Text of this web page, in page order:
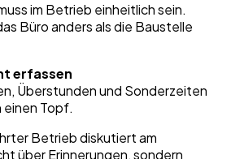
im Betrieb einheitlich sein.
Büro anders als die Baustelle
erfassen
Überstunden und Sonderzeiten
einen Topf.
Betrieb diskutiert am
über Erinnerungen, sondern